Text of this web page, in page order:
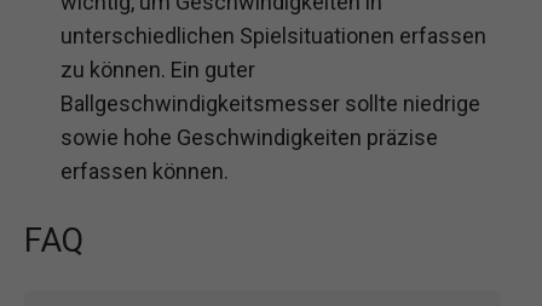
unterschiedlichen Spielsituationen erfassen
zu können. Ein guter
Ballgeschwindigkeitsmesser sollte niedrige
sowie hohe Geschwindigkeiten präzise
erfassen können.
FAQ